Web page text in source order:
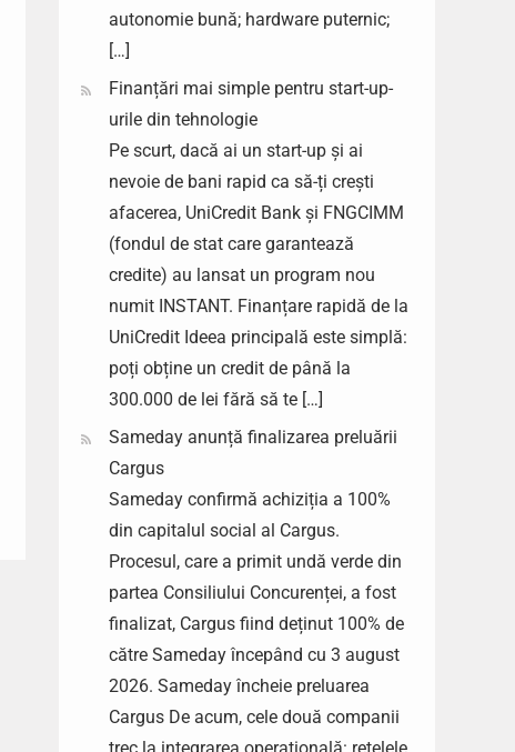
autonomie bună; hardware puternic;
[…]
Finanțări mai simple pentru start-up-
urile din tehnologie
Pe scurt, dacă ai un start-up și ai
nevoie de bani rapid ca să-ți crești
afacerea, UniCredit Bank și FNGCIMM
(fondul de stat care garantează
credite) au lansat un program nou
numit INSTANT. Finanțare rapidă de la
UniCredit Ideea principală este simplă:
poți obține un credit de până la
300.000 de lei fără să te […]
Sameday anunță finalizarea preluării
Cargus
Sameday confirmă achiziția a 100%
din capitalul social al Cargus.
Procesul, care a primit undă verde din
partea Consiliului Concurenței, a fost
finalizat, Cargus fiind deținut 100% de
către Sameday începând cu 3 august
2026. Sameday încheie preluarea
Cargus De acum, cele două companii